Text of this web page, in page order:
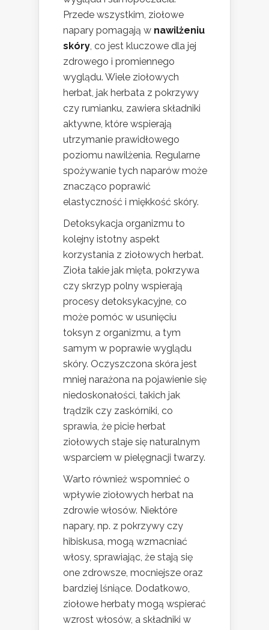
Przede wszystkim, ziołowe
napary pomagają w nawilżeniu
skóry, co jest kluczowe dla jej
zdrowego i promiennego
wyglądu. Wiele ziołowych
herbat, jak herbata z pokrzywy
czy rumianku, zawiera składniki
aktywne, które wspierają
utrzymanie prawidłowego
poziomu nawilżenia. Regularne
spożywanie tych naparów może
znacząco poprawić
elastyczność i miękkość skóry.
Detoksykacja organizmu to
kolejny istotny aspekt
korzystania z ziołowych herbat.
Zioła takie jak mięta, pokrzywa
czy skrzyp polny wspierają
procesy detoksykacyjne, co
może pomóc w usunięciu
toksyn z organizmu, a tym
samym w poprawie wyglądu
skóry. Oczyszczona skóra jest
mniej narażona na pojawienie się
niedoskonałości, takich jak
trądzik czy zaskórniki, co
sprawia, że picie herbat
ziołowych staje się naturalnym
wsparciem w pielęgnacji twarzy.
Warto również wspomnieć o
wpływie ziołowych herbat na
zdrowie włosów. Niektóre
napary, np. z pokrzywy czy
hibiskusa, mogą wzmacniać
włosy, sprawiając, że stają się
one zdrowsze, mocniejsze oraz
bardziej lśniące. Dodatkowo,
ziołowe herbaty mogą wspierać
wzrost włosów, a składniki w